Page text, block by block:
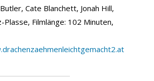
Cate Blanchett, Jonah Hill,
Filmlänge: 102 Minuten,